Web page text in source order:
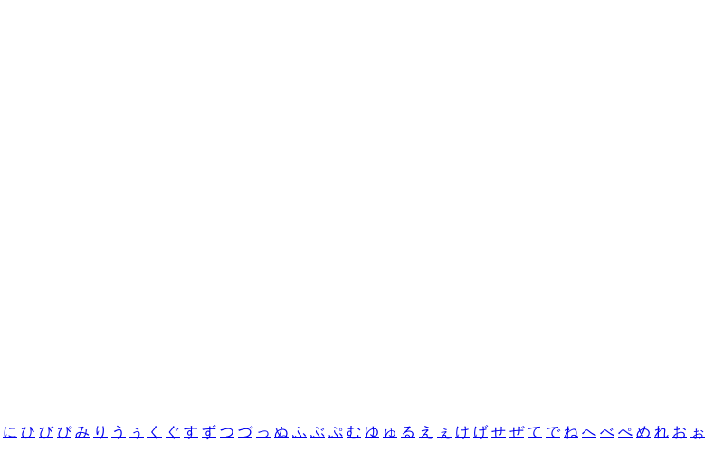
に ひ び ぴ み り う ぅ く ぐ す ず つ づ っ ぬ ふ ぶ ぷ む ゆ ゅ る え ぇ け げ せ ぜ て で ね へ べ ぺ め れ お ぉ